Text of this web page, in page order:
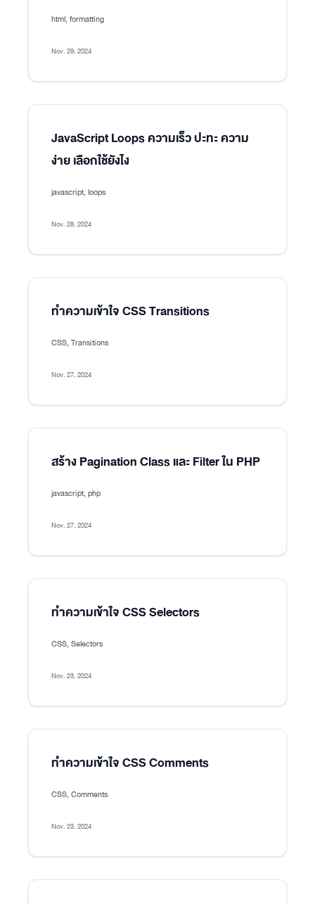
html, formatting
Nov. 29, 2024
JavaScript Loops ความเร็ว ปะทะ ความ
ง่าย เลือกใช้ยังไง
javascript, loops
Nov. 28, 2024
ทำความเข้าใจ CSS Transitions
CSS, Transitions
Nov. 27, 2024
สร้าง Pagination Class และ Filter ใน PHP
javascript, php
Nov. 27, 2024
ทำความเข้าใจ CSS Selectors
CSS, Selectors
Nov. 23, 2024
ทำความเข้าใจ CSS Comments
CSS, Comments
Nov. 23, 2024